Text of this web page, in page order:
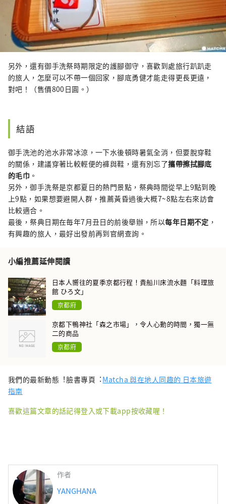
另外，還有御手洗祭時期限定的護腳御守，喜歡到處旅行趴趴走
的旅人，怎麼可以不帶一個回家，腳底勇健才能走得更長更遠，
對吧！（售價800日圓。）
結語
御手洗池的池水非常冰涼，一下水後頓時暑氣全消，但要脫穿鞋
的關係，建議穿著比較輕便的褲與鞋，還有別忘了攜帶擦拭腳底
的毛巾 。
另外，御手洗祭是京都夏日的熱門景點，祭典時間從早上9點到晚
上9點，如果想要避開人群，推薦黃昏過後大概7~8點左右來訪會
比較適合。
最後，祭典日期在毎年7月丑日的前後舉辦，所以每年日期不定 ，
有興趣的旅人，最好出發前再到官網查詢。
小編推薦延伸閱讀
日本人嚮往的夏季京都行程！貴船川床流水麵「料理旅
館 ひろ文」
京都府
京都下鴨神社「森之市場」，令人心動的時間，獨一無
二的商品
京都府
我們的最新動態︕臉書專⾴︓ Matcha 與在地⼈同趣的 ⽇本旅遊
指南
喜歡這篇文章的話記得登入或下載app按收藏喔！
作者
YANGHANA